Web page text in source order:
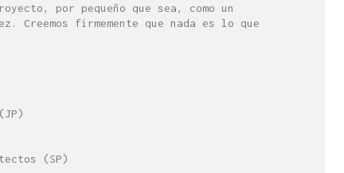
por pequeño que sea, como un
firmemente que nada es lo que
(SP)